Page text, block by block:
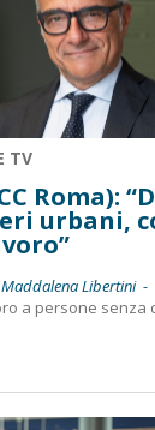
TV
Roma):
urbani,
Libertini -
a persone senza